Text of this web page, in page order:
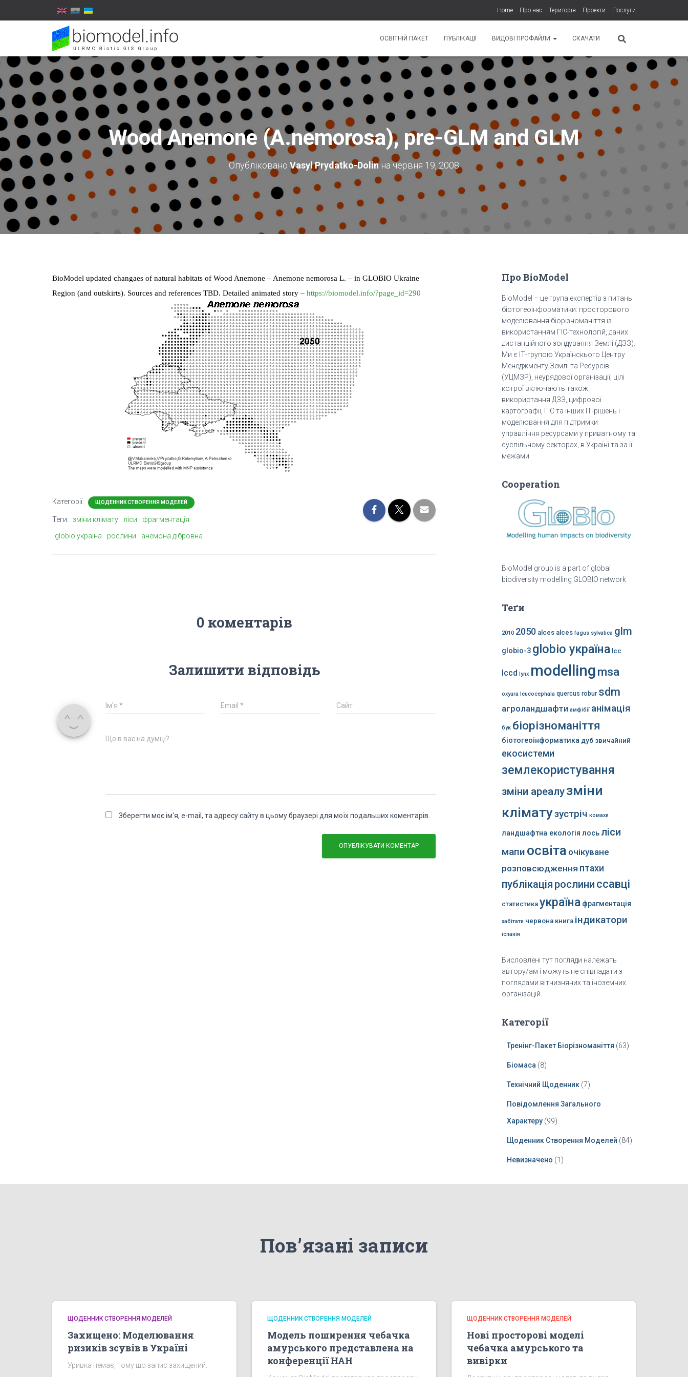
Home Про нас Територія Проекти Послуги
ОСВІТНІЙ ПАКЕТ ПУБЛІКАЦІЇ ВИДОВІ ПРОФАЙЛИ СКАЧАТИ
Wood Anemone (A.nemorosa), pre-GLM and GLM
Опубліковано Vasyl Prydatko-Dolinна червня 19, 2008
BioModel updated changaes of natural habitats of Wood Anemone – Anemone nemorosa L. – in GLOBIO Ukraine
Region (and outskirts). Sources and references TBD. Detailed animated story – https://biomodel.info/?page_id=290
Категорії: ЩОДЕННИК СТВОРЕННЯ МОДЕЛЕЙ
Теги: зміни клімату ліси
фрагментація
globio україна
рослини анемона дібровна
0 коментарів
Залишити відповідь
Ім'я * Email* Сайт
Що в вас на думці?
Зберегти моє ім'я, e-mail, та адресу сайту в цьому браузері для моїх подальших коментарів.
Про BioModel
BioModel – це група експертів з питань
біотогеоінформатики: просторового
моделювання біорізноманіття із
використанням ГІС-технологій, даних
дистанційного зондування Землі (ДЗЗ).
Ми є ІТ-групою Українскього Центру
Менеджменту Землі та Ресурсів
(УЦМЗР), неурядової організації, цілі
котрої включають також
використання ДЗЗ, цифрової
картографії, ГІС та інших ІТ-рішень і
моделювання для підтримки
управління ресурсами у приватному та
суспільному секторах, в Україні та за її
межами
Cooperation
BioModel group is a part of global
biodiversity modelling GLOBIO network
Теґи
2010 2050 alces alces fagus sylvatica glm
globio-3 globio україна lcc
lccd lynx modellingmsa
oxyura leucocephala quercus robur sdm
агроландшафти амфібії анімація
бук біорізноманіття
біотогеоінформатика дуб звичайний
екосистеми
землекористування
зміни ареалузміни
кліматузустріч комахи
ландшафтна екологія лось ліси
мапи освіта очікуване
розповсюдження птахи
публікація рослини ссавці
статистика україна фрагментація
хабітати червона книга індикатори
іспанія
Висловлені тут погляди належать
автору/ам і можуть не співпадати з
поглядами вітчизняних та іноземних
організацій.
Категорії
Тренінг-Пакет Біорізноманіття (63)
Біомаса (8)
Технічний Щоденник(7)
Повідомлення Загального
Характеру(99)
Щоденник Створення Моделей (84)
Невизначено (1)
Пов’язані записи
ЩОДЕННИК СТВОРЕННЯ МОДЕЛЕЙ
Захищено: Моделювання
ризиків зсувів в Україні
Уривка немає, тому що запис захищений.
ЩОДЕННИК СТВОРЕННЯ МОДЕЛЕЙ
Модель поширення чебачка
амурського представлена на
конференції НАН
ЩОДЕННИК СТВОРЕННЯ МОДЕЛЕЙ
Нові просторові моделі
чебачка амурського та
вивірки